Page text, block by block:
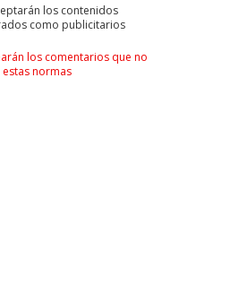
los contenidos
como publicitarios
los comentarios que no
normas